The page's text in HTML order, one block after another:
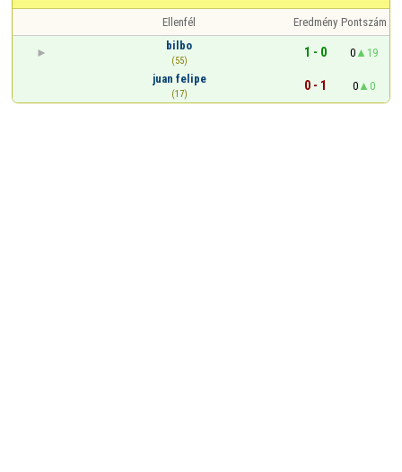
Ellenfél Eredmény Pontszám
bilbo
(55)
1 - 0 0
19
juan felipe
(17)
0 - 1 0 0